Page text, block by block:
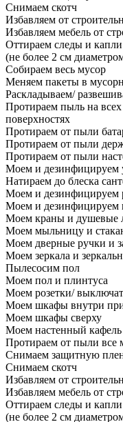
Снимаем скотч
Избавляем от
Избавляем мебель от
Оттираем следы и
(не более 2 см
Собираем весь мусор
Меняем пакеты в
Раскладываем/
Протираем пыль на
поверхностях
Протираем от пыли
Протираем от пыли
Протираем от пыли
Моем и дезинфицируем
Натираем до блеска
Моем и дезинфицируем
Моем и дезинфицируем
Моем краны и душевые
Моем мыльницу и
Моем дверные ручки и
Моем зеркала и
Пылесосим пол
Моем пол и плинтуса
Моем розетки/
Моем шкафы внутри
Моем шкафы сверху
Моем настенный кафель
Протираем от пыли все
Снимаем защитную
Снимаем скотч
Избавляем от
Избавляем мебель от
Оттираем следы и
(не более 2 см